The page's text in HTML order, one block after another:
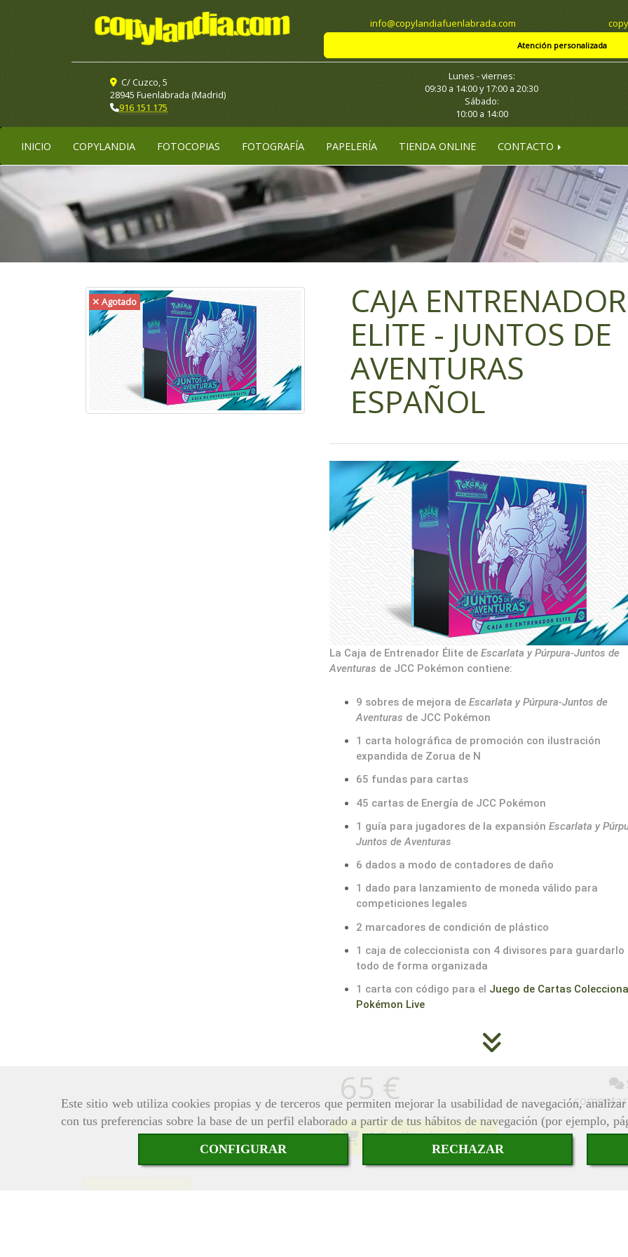
Este sitio web utiliza cookies propias y de terceros que permiten mejorar la usabilidad de navegación,
con tus preferencias sobre la base de un perfil elaborado a partir de tus hábitos de navegación (por ejemplo,
CONFIGURAR RECHAZAR
info copylandiafuenlabrada.com
Atención personalizada
C/ Cuzco, 5
28945 Fuenlabrada (Madrid)
916 151 175
Lunes - viernes:
09:30 a 14:00 y 17:00 a 20:30
Sábado:
10:00 a 14:00
INICIO COPYLANDIA FOTOCOPIAS FOTOGRAFÍA PAPELERÍA TIENDA ONLINE CONTACTO
Agotado
CAJA ENTRENADOR
ELITE - JUNTOS DE
AVENTURAS
ESPAÑOL
La Caja de Entrenador Élite de Escarlata y Púrpura-Juntos de
Aventuras de JCC Pokémon contiene:
9 sobres de mejora de Escarlata y Púrpura-Juntos de
Aventuras de JCC Pokémon
1 carta holográfica de promoción con ilustración
expandida de Zorua de N
65 fundas para cartas
45 cartas de Energía de JCC Pokémon
1 guía para jugadores de la expansión Escarlata y
Juntos de Aventuras
6 dados a modo de contadores de daño
1 dado para lanzamiento de moneda válido para
competiciones legales
2 marcadores de condición de plástico
1 caja de coleccionista con 4 divisores para guardarlo
todo de forma organizada
1 carta con código para el Juego de Cartas
Pokémon Live
65 €
Añadir al carrito